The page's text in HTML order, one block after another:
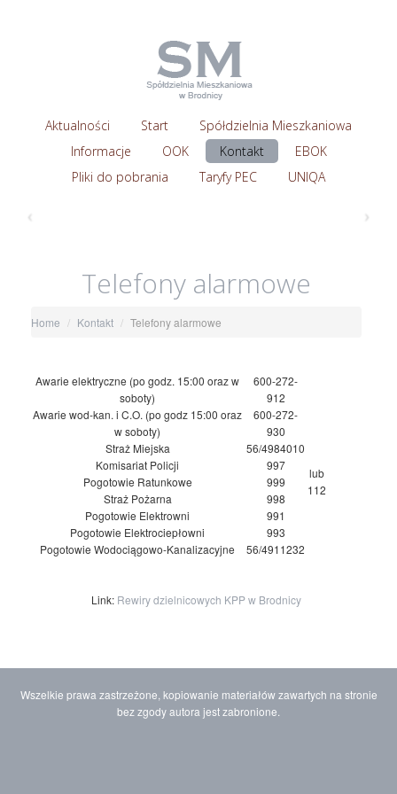
Aktualności Start
Spółdzielnia Mieszkaniowa
Informacje
OOK Kontakt
EBOK
Pliki do pobrania
Taryfy PEC UNIQA
‹ ›
Telefony alarmowe
Home Kontakt Telefony alarmowe
Awarie elektryczne (po godz. 15:00 oraz w
soboty)
600-272-
912
Awarie wod-kan. i C.O. (po godz 15:00 oraz
w soboty)
600-272-
930
Straż Miejska
56/4984010
Komisariat Policji
997
lub
112
Pogotowie Ratunkowe
999
Straż Pożarna
998
Pogotowie Elektrowni
991
Pogotowie Elektrociepłowni
993
Pogotowie Wodociągowo-Kanalizacyjne
56/4911232
Link: Rewiry dzielnicowych KPP w Brodnicy
Wszelkie prawa zastrzeżone, kopiowanie materiałów zawartych na stronie
bez zgody autora jest zabronione.